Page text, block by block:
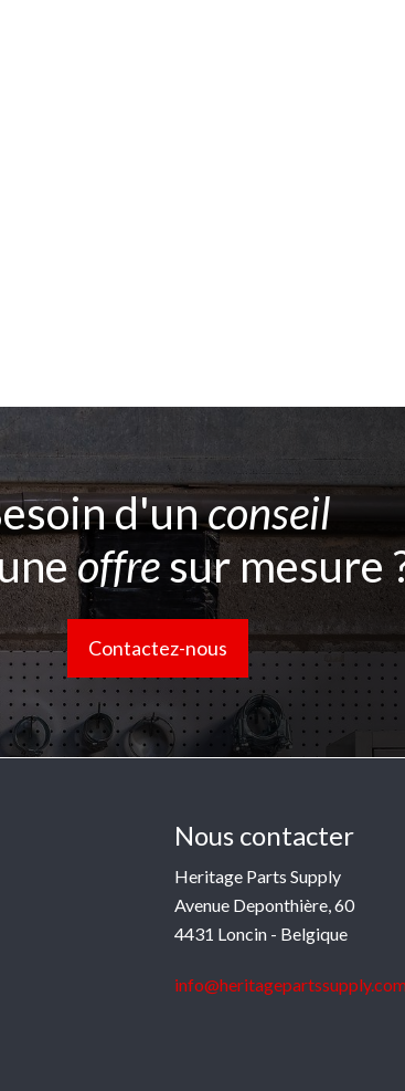
d'unconseil
offresur mesure
Contactez-nous
Nous contacter
Heritage Parts Supply
Avenue Deponthière, 60
4431 Loncin - Belgique